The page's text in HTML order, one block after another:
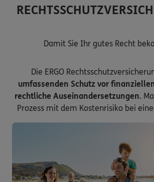
Damit Sie Ihr gutes Recht
Die ERGO
umfassenden Schutz vor
rechtliche Auseinandersetzungen.
Prozess mit dem Kostenrisiko bei